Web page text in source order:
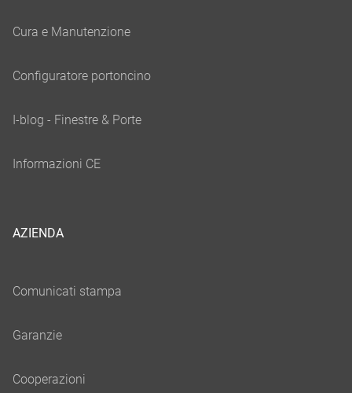
AZIENDA